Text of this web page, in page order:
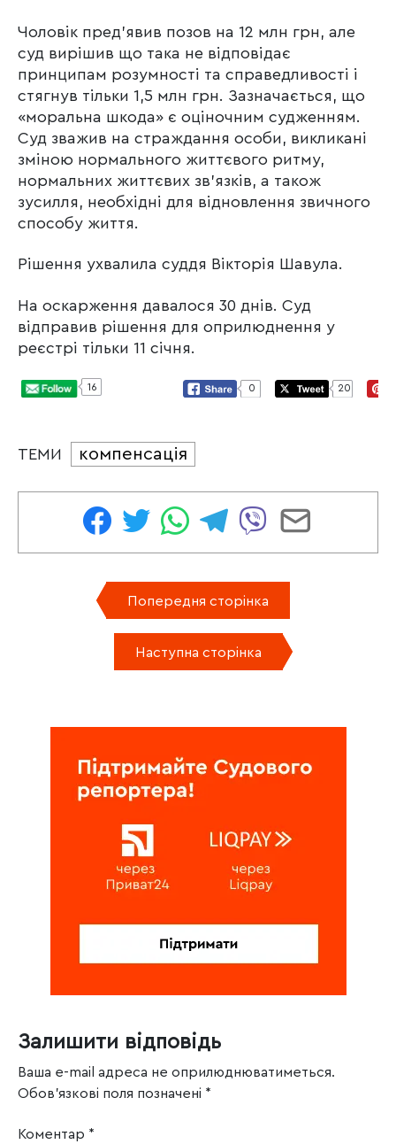
Чоловік пред’явив позов на 12 млн грн, але
суд вирішив що така не відповідає
принципам розумності та справедливості і
стягнув тільки 1,5 млн грн. Зазначається, що
«моральна шкода» є оціночним судженням.
Суд зважив на страждання особи, викликані
зміною нормального життєвого ритму,
нормальних життєвих зв’язків, а також
зусилля, необхідні для відновлення звичного
способу життя.
Рішення ухвалила суддя Вікторія Шавула.
На оскарження давалося 30 днів. Суд
відправив рішення для оприлюднення у
реєстрі тільки 11 січня.
16 0 20
ТЕМИ компенсація
Попередня сторінка
Наступна сторінка
Залишити відповідь
Ваша e-mail адреса не оприлюднюватиметься.
Обов’язкові поля позначені *
Коментар *